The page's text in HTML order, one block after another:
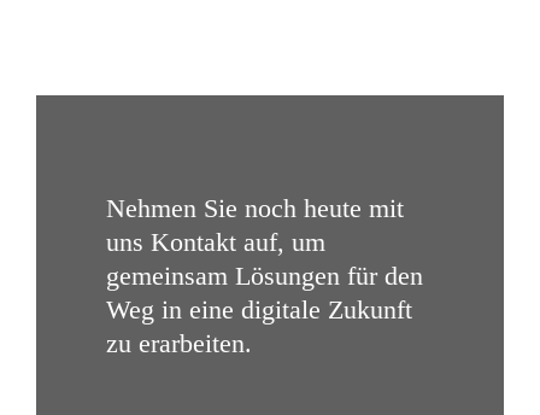
Nehmen Sie noch heute mit
uns Kontakt auf, um
gemeinsam Lösungen für den
Weg in eine digitale Zukunft
zu erarbeiten.